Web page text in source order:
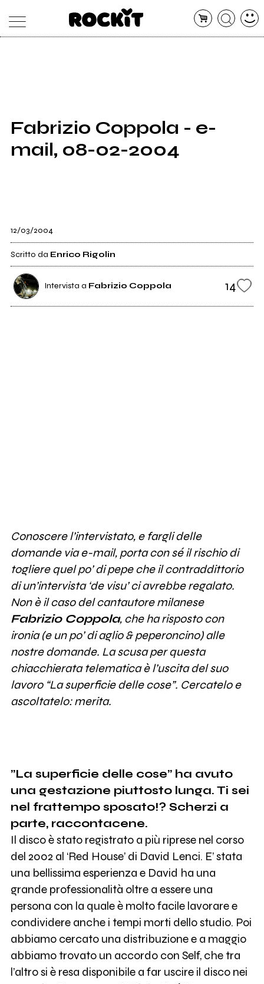
SHOP
RADIO
Fabrizio Coppola - e-
mail, 08-02-2004
12/03/2004
Scritto da Enrico Rigolin
Intervista a Fabrizio Coppola 14
Conoscere l’intervistato, e fargli delle
domande via e-mail, porta con sé il rischio di
togliere quel po’ di pepe che il contraddittorio
di un’intervista ‘de visu’ ci avrebbe regalato.
Non è il caso del cantautore milanese
Fabrizio Coppola, che ha risposto con
ironia (e un po’ di aglio & peperoncino) alle
nostre domande. La scusa per questa
chiacchierata telematica è l’uscita del suo
lavoro “La superficie delle cose”. Cercatelo e
ascoltatelo: merita.
”La superficie delle cose” ha avuto
una gestazione piuttosto lunga. Ti sei
nel frattempo sposato!? Scherzi a
parte, raccontacene.
Il disco è stato registrato a più riprese nel corso
del 2002 al ‘Red House’ di David Lenci. E’ stata
una bellissima esperienza e David ha una
grande professionalità oltre a essere una
persona con la quale è molto facile lavorare e
condividere anche i tempi morti dello studio. Poi
abbiamo cercato una distribuzione e a maggio
abbiamo trovato un accordo con Self, che tra
l’altro si è resa disponibile a far uscire il disco nei